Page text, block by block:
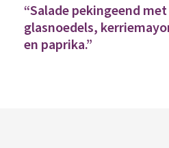
“Salade pekingeend met
glasnoedels,
en paprika.”